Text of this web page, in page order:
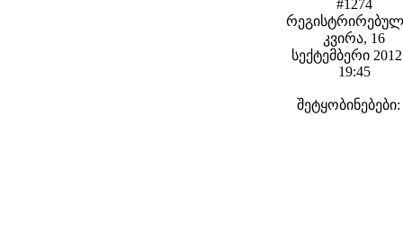
#1274
კვირა, 16
სექტემბერი
19:45
შეტყობინებები: